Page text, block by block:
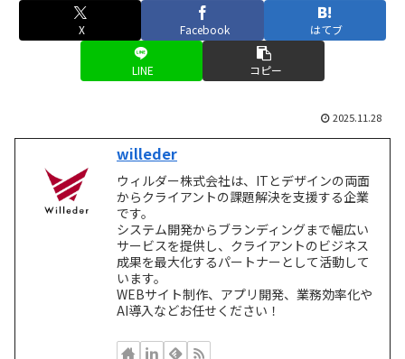
X Facebook はてブ
LINE コピー
2025.11.28
willeder
ウィルダー株式会社は、ITとデザインの両面
からクライアントの課題解決を支援する企業
です。
システム開発からブランディングまで幅広い
サービスを提供し、クライアントのビジネス
成果を最大化するパートナーとして活動して
います。
WEBサイト制作、アプリ開発、業務効率化や
AI導入などお任せください！